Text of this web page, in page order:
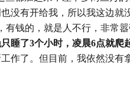
没有开给我，所以我这边就
钱的，就是人不行，非常嚣
睡了3个小时，凌晨6点就爬
作了。但目前，我依然没有